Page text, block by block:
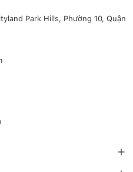
Park Hills, Phường 10, Quận